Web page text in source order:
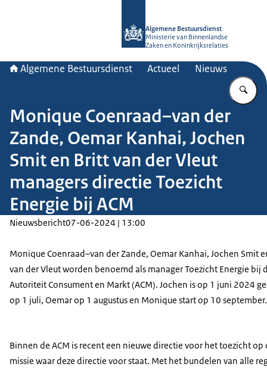
Algemene Bestuursdienst
Ministerie van Binnenlandse
Zaken en Koninkrijksrelaties
Algemene Bestuursdienst Actueel Nieuws
Monique Coenraad–van der
Zande, Oemar Kanhai, Jochen
Smit en Britt van der Vleut
managers directie Toezicht
Energie bij ACM
Nieuwsbericht07-06-2024 | 13:00
Monique Coenraad–van der Zande, Oemar Kanhai, Jochen Smit
van der Vleut worden benoemd als manager Toezicht Energie bij
Autoriteit Consument en Markt (ACM). Jochen is op 1 juni 2024
op 1 juli, Oemar op 1 augustus en Monique start op 10 september.
Binnen de ACM is recent een nieuwe directie voor het toezicht
missie waar deze directie voor staat. Met het bundelen van alle